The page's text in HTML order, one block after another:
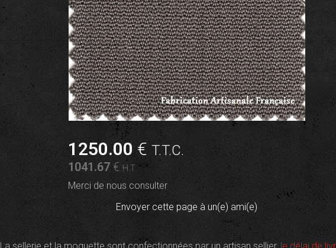
1250.00 €T.T.C.
1041.67€ H.T.
Merci de nous consulter
Envoyer cette page à un(e) ami(e)